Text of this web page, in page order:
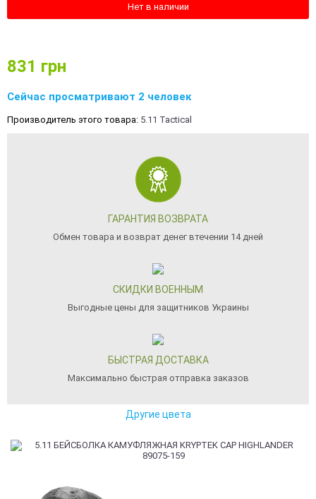
Нет в наличии
831 грн
Сейчас просматривают 2 человек
Производитель этого товара: 5.11 Tactical
ГАРАНТИЯ ВОЗВРАТА
Обмен товара и возврат денег втечении 14 дней
СКИДКИ ВОЕННЫМ
Выгодные цены для защитников Украины
БЫСТРАЯ ДОСТАВКА
Максимально быстрая отправка заказов
Другие цвета